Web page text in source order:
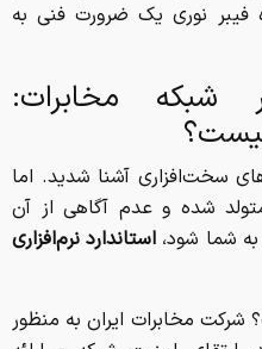
فیبر نوری یک ضرورت فنی به
شبکه مخابرات:
سخت‌افزاری آشنا شدید. اما
شده و عدم آگاهی از آن
شما شود، استاندارد نرم‌افزاری
شرکت مخابرات ایران به منظور